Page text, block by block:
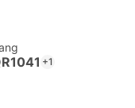
+1